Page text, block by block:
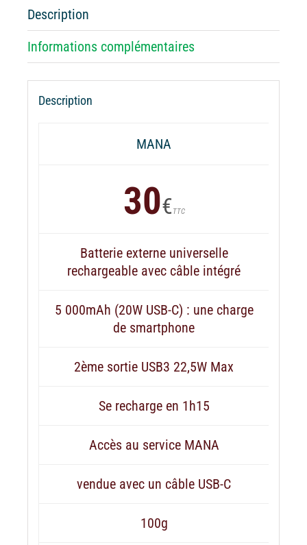
Le
Mans
Classic
2026
Description
Informations complémentaires
Description
MANA
30€ TTC
Batterie externe universelle
rechargeable avec câble intégré
5 000mAh (20W USB-C) : une charge
de smartphone
2ème sortie USB3 22,5W Max
Se recharge en 1h15
Accès au service MANA
vendue avec un câble USB-C
100g